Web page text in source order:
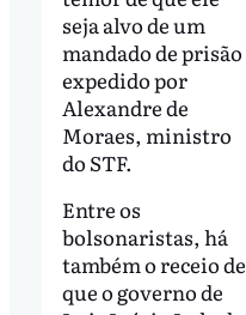
seja alvo de um
mandado de prisão
expedido por
Alexandre de
Moraes, ministro
do STF.
Entre os
bolsonaristas, há
também o receio de
que o governo de